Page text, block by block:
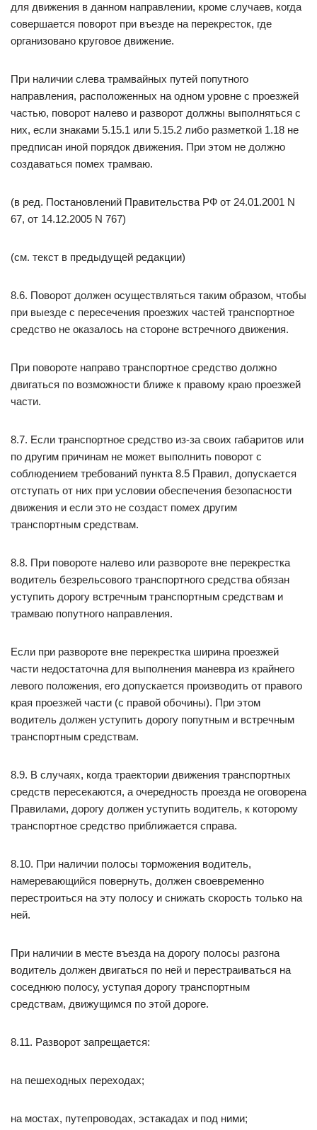
для движения в данном направлении, кроме случаев, когда
совершается поворот при въезде на перекресток, где
организовано круговое движение.
При наличии слева трамвайных путей попутного
направления, расположенных на одном уровне с проезжей
частью, поворот налево и разворот должны выполняться с
них, если знаками 5.15.1 или 5.15.2 либо разметкой 1.18 не
предписан иной порядок движения. При этом не должно
создаваться помех трамваю.
(в ред. Постановлений Правительства РФ от 24.01.2001 N
67, от 14.12.2005 N 767)
(см. текст в предыдущей редакции)
8.6. Поворот должен осуществляться таким образом, чтобы
при выезде с пересечения проезжих частей транспортное
средство не оказалось на стороне встречного движения.
При повороте направо транспортное средство должно
двигаться по возможности ближе к правому краю проезжей
части.
8.7. Если транспортное средство из-за своих габаритов или
по другим причинам не может выполнить поворот с
соблюдением требований пункта 8.5 Правил, допускается
отступать от них при условии обеспечения безопасности
движения и если это не создаст помех другим
транспортным средствам.
8.8. При повороте налево или развороте вне перекрестка
водитель безрельсового транспортного средства обязан
уступить дорогу встречным транспортным средствам и
трамваю попутного направления.
Если при развороте вне перекрестка ширина проезжей
части недостаточна для выполнения маневра из крайнего
левого положения, его допускается производить от правого
края проезжей части (с правой обочины). При этом
водитель должен уступить дорогу попутным и встречным
транспортным средствам.
8.9. В случаях, когда траектории движения транспортных
средств пересекаются, а очередность проезда не оговорена
Правилами, дорогу должен уступить водитель, к которому
транспортное средство приближается справа.
8.10. При наличии полосы торможения водитель,
намеревающийся повернуть, должен своевременно
перестроиться на эту полосу и снижать скорость только на
ней.
При наличии в месте въезда на дорогу полосы разгона
водитель должен двигаться по ней и перестраиваться на
соседнюю полосу, уступая дорогу транспортным
средствам, движущимся по этой дороге.
8.11. Разворот запрещается:
на пешеходных переходах;
на мостах, путепроводах, эстакадах и под ними;